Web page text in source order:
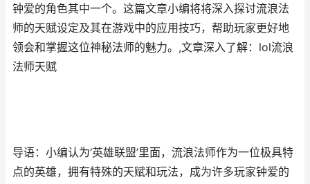
钟爱的角色其中一个。这篇文章小编将将深入探讨流浪法
师的天赋设定及其在游戏中的应用技巧，帮助玩家更好地
领会和掌握这位神秘法师的魅力。,文章深入了解：lol流浪
法师天赋
导语：小编认为‘英雄联盟’里面，流浪法师作为一位极具特
点的英雄，拥有特殊的天赋和玩法，成为许多玩家钟爱的